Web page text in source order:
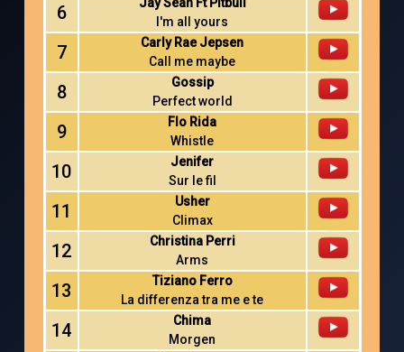
6
I'm all yours
7
Carly Rae Jepsen
Call me maybe
8
Gossip
Perfect world
9
Flo Rida
Whistle
10
Jenifer
Sur le fil
11
Usher
Climax
12
Christina Perri
Arms
13
Tiziano Ferro
La differenza tra me e te
14
Chima
Morgen